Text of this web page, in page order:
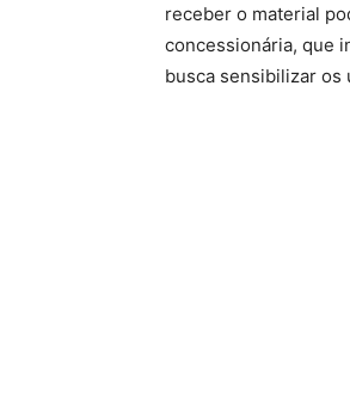
receber o material
concessionária, que
busca sensibilizar os